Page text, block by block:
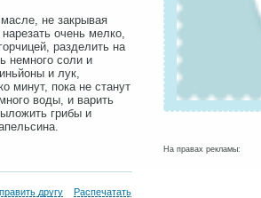
не закрывая
очень мелко,
разделить на
немного соли и
и лук,
минут, пока не станут
воды, и варить
грибы и
другу Распечатать
На правах рекламы: